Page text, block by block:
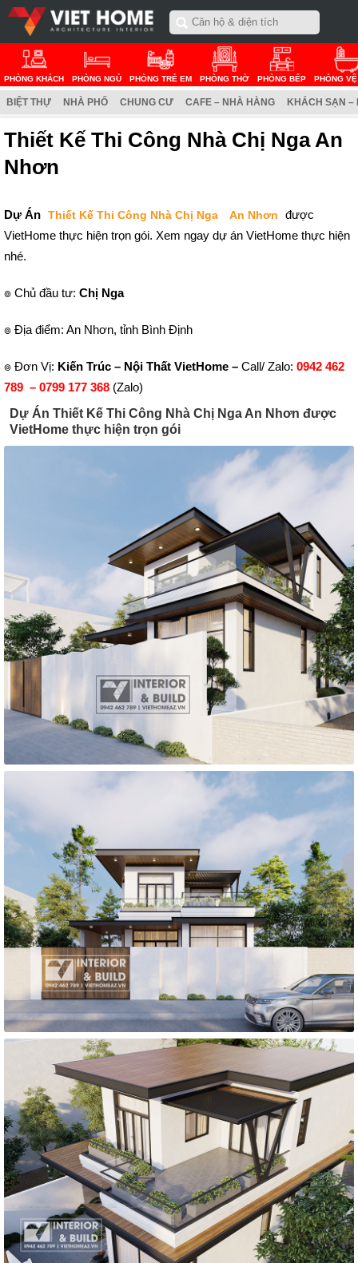
PHÒNG KHÁCH PHÒNG NGỦ PHÒNG TRẺ EM PHÒNG THỜ PHÒNG BẾP PHÒNG
BIỆT THỰ NHÀ PHỐ CHUNG CƯ CAFE – NHÀ HÀNG KHÁCH SẠN –
Thiết Kế Thi Công Nhà Chị Nga An
Nhơn
Dự Án Thiết Kế Thi Công Nhà Chị Nga An Nhơn
được
VietHome thực hiện trọn gói. Xem ngay dự án VietHome thực hiện
nhé.
๏ Chủ đầu tư: Chị Nga
๏ Địa điểm: An Nhơn, tỉnh Bình Định
๏ Đơn Vị: Kiến Trúc – Nội Thất VietHome – Call/ Zalo: 0942 462
789 – 0799 177 368 (Zalo)
Dự Án Thiết Kế Thi Công Nhà Chị Nga An Nhơn được
VietHome thực hiện trọn gói